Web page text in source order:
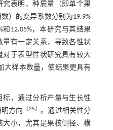
表明，种质量（即单个果
）的变异系数分别为19.9%
和12.05%，本研究与其结果
有一定关系，导致各性状
对于表型性状研究具有较大
大样本数量，使结果更具有
，通过分析产量与生长性
方向
25
。通过相关性分
小，尤其是果核侧径、横